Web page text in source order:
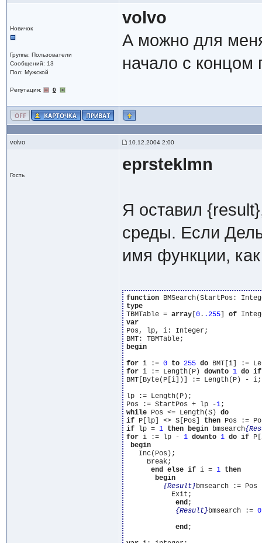
Новичок
Группа: Пользователи
Сообщений: 13
Пол: Мужской
Репутация: 0
volvo
А можно для
начало с концом
volvo 10.12.2004 2:00
Гость
eprsteklmn
Я оставил
среды. Если
имя функции,
function BMSearch(StartPos:
type
TBMTable = array[ 0. .255] of
var
Pos, lp, i: Integer;
begin
for i := 0 to 255 do
for i := Length(P) downto 1 do if
BMT[Byte(P[i])] := Length(P) - i;
lp := Length(P);
Pos := StartPos + lp -1
while Pos <= Length(S) do
if P[lp] <> S[Pos] then Pos :=
if lp = 1 then begin bmsearch
for i := lp - 1 downto 1 do if
begin
   Inc(Pos);
     Break;
end else if i = 1 then
begin
{Result}bmsearch :=
           Exit;
end;
{Result}bmsearch := 0
end;